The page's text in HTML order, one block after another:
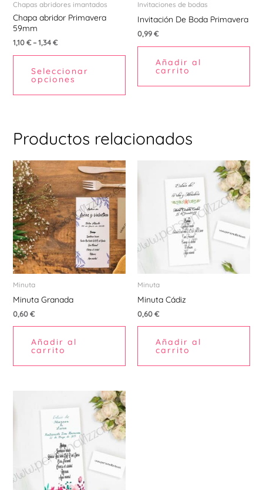
Chapas abridores imantados
Chapa abridor Primavera
59mm
1,10€–1,34€
Seleccionar
opciones
pueden
elegir
producto
Invitaciones de bodas
Invitación De Boda Primavera
0,99€
Añadir al
carrito
Productos relacionados
Minuta
Minuta Granada
0,60€
Añadir al
carrito
Minuta
Minuta Cádiz
0,60€
Añadir al
carrito